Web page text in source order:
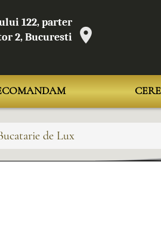
122, parter
2, Bucuresti
de Lux